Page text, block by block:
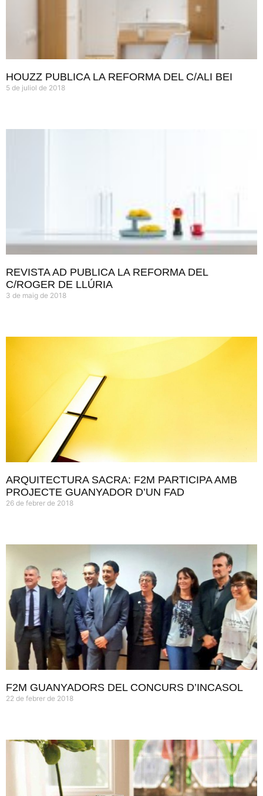
HOUZZ PUBLICA LA REFORMA DEL C/ALI BEI
5 de juliol de 2018
REVISTA AD PUBLICA LA REFORMA DEL
C/ROGER DE LLÚRIA
3 de maig de 2018
ARQUITECTURA SACRA: F2M PARTICIPA AMB
PROJECTE GUANYADOR D’UN FAD
26 de febrer de 2018
F2M GUANYADORS DEL CONCURS D’INCASOL
22 de febrer de 2018